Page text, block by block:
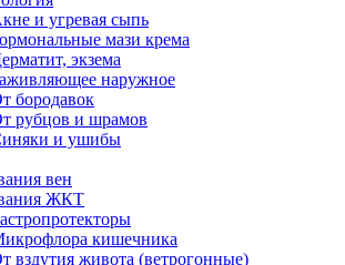
и угревая сыпь
мази крема
экзема
наружное
бородавок
рубцов и шрамов
и ушибы
вен
ЖКТ
кишечника
вздутия живота (ветрогонные)